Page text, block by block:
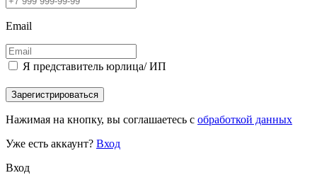
Email
Я представитель юрлица/ ИП
Зарегистрироваться
Нажимая на кнопку, вы соглашаетесь с обработкой данных
Уже есть аккаунт? Вход
Вход